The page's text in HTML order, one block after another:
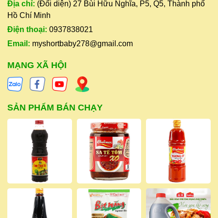
Địa chỉ: (Đối diện) 27 Bùi Hữu Nghĩa, P5, Q5, Thành phố
Hồ Chí Minh
Điện thoại: 0937838021
Email: myshortbaby278@gmail.com
MẠNG XÃ HỘI
SẢN PHẨM BÁN CHẠY